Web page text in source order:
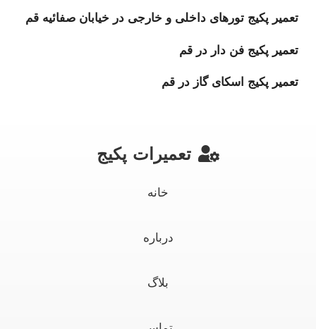
تعمیر پکیج‌ تورهای داخلی و خارجی در خیابان صفائیه قم
تعمیر پکیج فن‌ دار در قم
تعمیر پکیج اسکای گاز در قم
تعمیرات پکیج
خانه
درباره
بلاگ